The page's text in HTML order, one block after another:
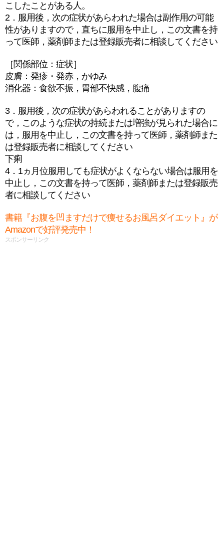
こしたことがある人。
2．服用後，次の症状があらわれた場合は副作用の可能
性がありますので，直ちに服用を中止し，この文書を持
って医師，薬剤師または登録販売者に相談してください
［関係部位：症状］
皮膚：発疹・発赤，かゆみ
消化器：食欲不振，胃部不快感，腹痛
3．服用後，次の症状があらわれることがありますの
で，このような症状の持続または増強が見られた場合に
は，服用を中止し，この文書を持って医師，薬剤師また
は登録販売者に相談してください
下痢
4．1ヵ月位服用しても症状がよくならない場合は服用を
中止し，この文書を持って医師，薬剤師または登録販売
者に相談してください
書籍『お腹を凹ますだけで痩せるお風呂ダイエット』が
Amazonで好評発売中！
スポンサーリンク